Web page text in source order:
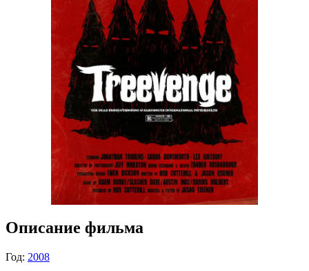
Описание фильма
Год: 2008